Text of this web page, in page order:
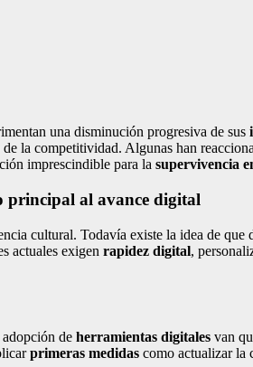
una disminución progresiva de sus
la competitividad. Algunas han
imprescindible para la supervivencia
principal al avance digital
cultural. Todavía existe la idea de
actuales exigen rapidez digital,
de herramientas digitales van
primeras medidas como actualizar la